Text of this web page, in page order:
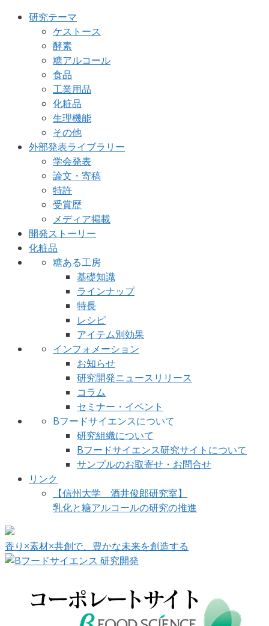
研究テーマ
ケストース
酵素
糖アルコール
食品
工業用品
化粧品
生理機能
その他
外部発表ライブラリー
学会発表
論文・寄稿
特許
受賞歴
メディア掲載
開発ストーリー
化粧品
糖ある工房
基礎知識
ラインナップ
特長
レシピ
アイテム別効果
インフォメーション
お知らせ
研究開発ニュースリリース
コラム
セミナー・イベント
Bフードサイエンスについて
研究組織について
Bフードサイエンス研究サイトについて
サンプルのお取寄せ・お問合せ
リンク
【信州大学 酒井俊郎研究室】
乳化と糖アルコールの研究の推進
香り×素材×共創で、豊かな未来を創造する